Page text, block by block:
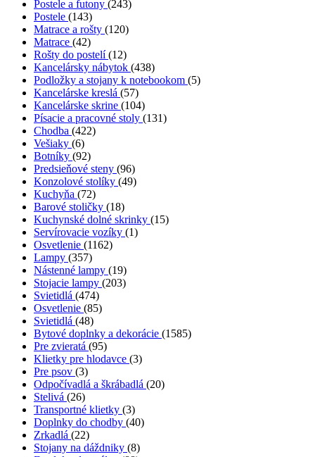
Postele a futony (243)
Postele (143)
Matrace a rošty (120)
Matrace (42)
Rošty do postelí(12)
Kancelársky nábytok (438)
Podložky a stojany k notebookom (5)
Kancelárske kreslá (57)
Kancelárske skrine (104)
Písacie a pracovné stoly (131)
Chodba (422)
Vešiaky (6)
Botníky (92)
Predsieňové steny (96)
Konzolové stolíky (49)
Kuchyňa (72)
Barové stoličky (18)
Kuchynské dolné skrinky (15)
Servírovacie vozíky (1)
Osvetlenie (1162)
Lampy (357)
Nástenné lampy (19)
Stojacie lampy (203)
Svietidlá (474)
Osvetlenie (85)
Svietidlá (48)
Bytové doplnky a dekorácie (1585)
Pre zvieratá (95)
Klietky pre hlodavce (3)
Pre psov (3)
Odpočívadlá a škrábadlá (20)
Stelivá (26)
Transportné klietky (3)
Doplnky do chodby (40)
Zrkadlá (22)
Stojany na dáždniky (8)